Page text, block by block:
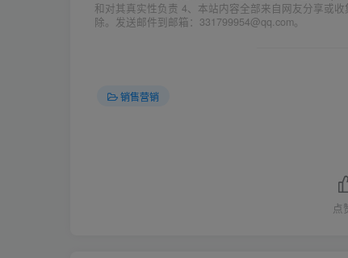
和对其真实性负责 4、本站内容全部来自网友分享或
除。发送邮件到邮箱：331799954@qq.com。
销售营销
点